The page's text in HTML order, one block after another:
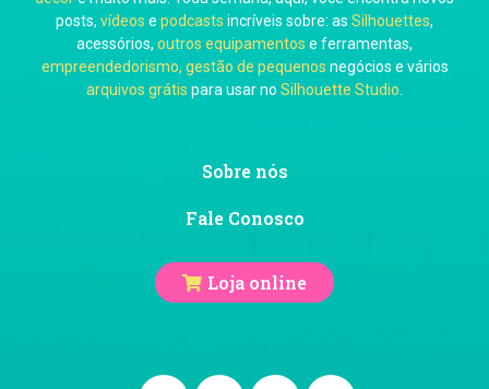
Ju Mirthes
posts, vídeos e podcasts incríveis sobre: as Silhouettes,
acessórios, outros equipamentos e ferramentas,
empreendedorismo, gestão de pequenos negócios e vários
arquivos grátis para usar no Silhouette Studio
Sobre nós
Fale Conosco
Loja online